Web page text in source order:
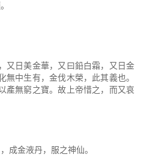
日美金華，又曰鉛白霜，又日金
中生有，金伐木榮，此其義也。
產無窮之寶。故上帝惜之，而又哀
金液丹，服之神仙。